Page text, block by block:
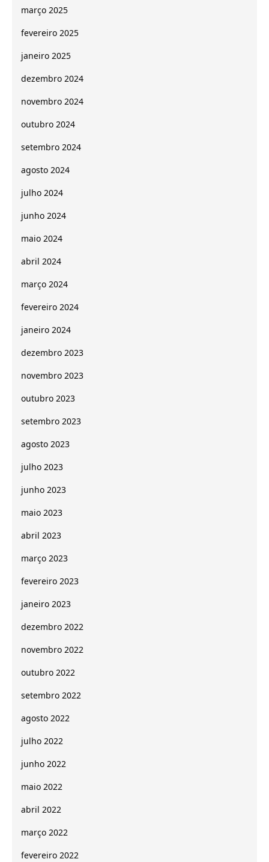
março 2025
fevereiro 2025
janeiro 2025
dezembro 2024
novembro 2024
outubro 2024
setembro 2024
agosto 2024
julho 2024
junho 2024
maio 2024
abril 2024
março 2024
fevereiro 2024
janeiro 2024
dezembro 2023
novembro 2023
outubro 2023
setembro 2023
agosto 2023
julho 2023
junho 2023
maio 2023
abril 2023
março 2023
fevereiro 2023
janeiro 2023
dezembro 2022
novembro 2022
outubro 2022
setembro 2022
agosto 2022
julho 2022
junho 2022
maio 2022
abril 2022
março 2022
fevereiro 2022